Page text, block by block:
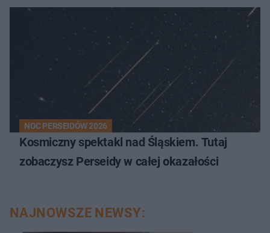
NOC PERSEIDÓW 2026
Kosmiczny spektakl nad Śląskiem. Tutaj
zobaczysz Perseidy w całej okazałości
NAJNOWSZE NEWSY: